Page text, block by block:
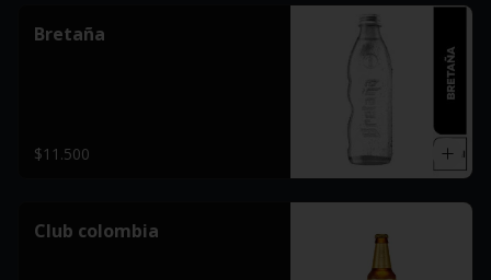
Bretaña
$11.500
Club colombia